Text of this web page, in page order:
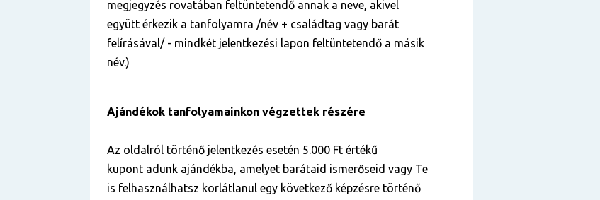
megjegyzés rovatában feltüntetendő annak a neve, akivel
együtt érkezik a tanfolyamra /név + családtag vagy barát
felírásával/ - mindkét jelentkezési lapon feltüntetendő a másik
név.)
Ajándékok tanfolyamainkon végzettek részére
Az oldalról történő jelentkezés esetén 5.000 Ft értékű
kupont adunk ajándékba, amelyet barátaid ismerőseid vagy Te
is felhasználhatsz korlátlanul egy következő képzésre történő